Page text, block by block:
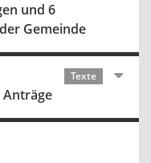
und 6
Gemeinde
Texte